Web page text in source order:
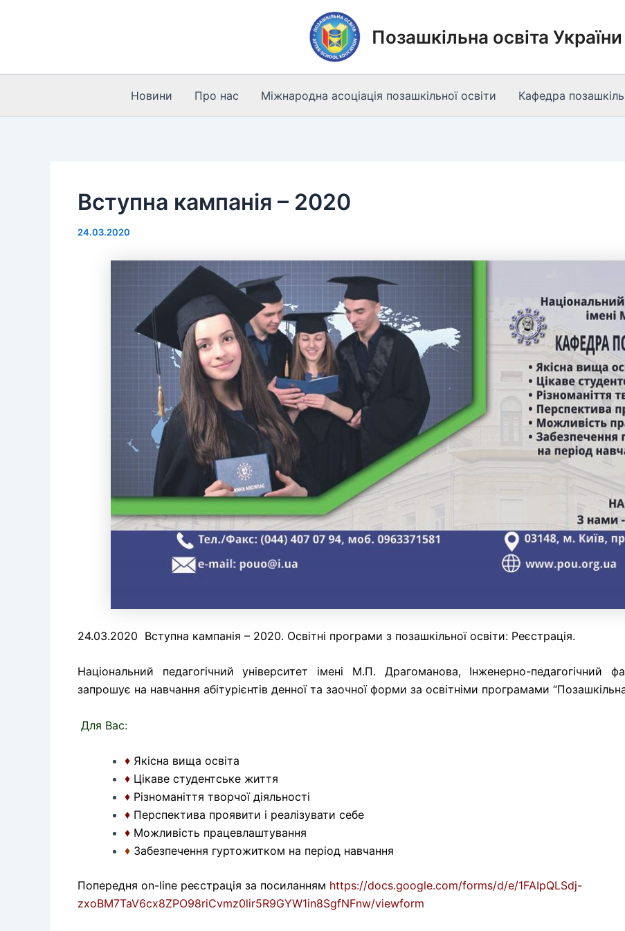
Позашкільна освіта України
Новини Про нас Міжнародна асоціація позашкільної освіти Кафедра
Вступна кампанія – 2020
24.03.2020
24.03.2020 Вступна кампанія – 2020. Освітні програми з позашкільної освіти: Реєстрація.
Національний педагогічний університет імені М.П. Драгоманова, Інженерно-педагогічний
запрошує на навчання абітурієнтів денної та заочної форми за освітніми програмами “Позашкільна
Для Вас:
♦ Якісна вища освіта
♦ Цікаве студентське життя
♦ Різноманіття творчої діяльності
♦ Перспектива проявити і реалізувати себе
♦ Можливість працевлаштування
♦ Забезпечення гуртожитком на період навчання
Попередня on-line реєстрація за посиланням https://docs.google.com/forms/d/e/1FAIpQLSdj-
zxoBM7TaV6cx8ZPO98riCvmz0lir5R9GYW1in8SgfNFnw/viewform